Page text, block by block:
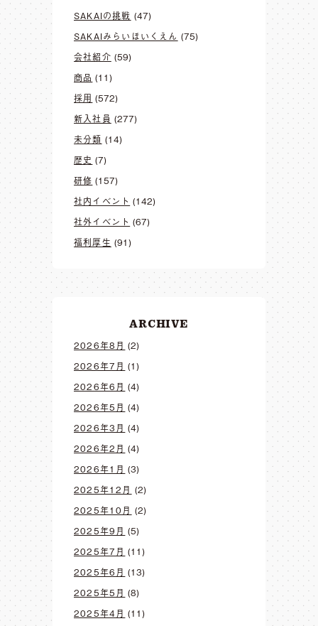
SAKAIの挑戦 (47)
SAKAIみらいほいくえん (75)
会社紹介 (59)
商品 (11)
採用 (572)
新入社員 (277)
未分類 (14)
歴史 (7)
研修 (157)
社内イベント (142)
社外イベント (67)
福利厚生 (91)
ARCHIVE
2026年8月 (2)
2026年7月 (1)
2026年6月 (4)
2026年5月 (4)
2026年3月 (4)
2026年2月 (4)
2026年1月 (3)
2025年12月 (2)
2025年10月 (2)
2025年9月 (5)
2025年7月 (11)
2025年6月 (13)
2025年5月 (8)
2025年4月 (11)